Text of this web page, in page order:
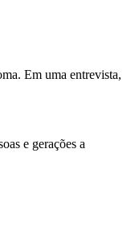
Em uma entrevista,
e gerações a